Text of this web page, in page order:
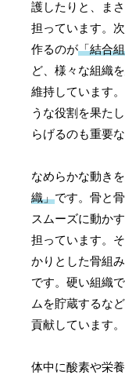
護したりと、ま
担っています。
作るのが「結合
ど、様々な組織
維持しています
うな役割を果た
らげるのも重要な
なめらかな動き
織」です。骨と
スムーズに動か
担っています。
かりとした骨組
です。硬い組織
ムを貯蔵するな
貢献しています。
体中に酸素や栄